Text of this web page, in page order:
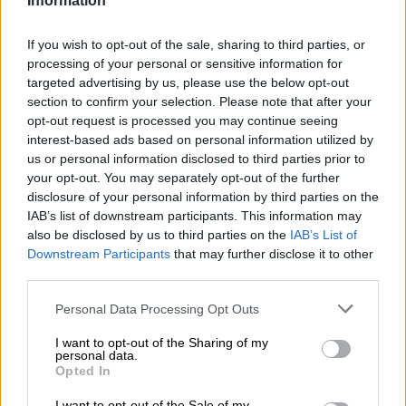
If you wish to opt-out of the sale, sharing to third parties, or
processing of your personal or sensitive information for
targeted advertising by us, please use the below opt-out
section to confirm your selection. Please note that after your
opt-out request is processed you may continue seeing
interest-based ads based on personal information utilized by
us or personal information disclosed to third parties prior to
your opt-out. You may separately opt-out of the further
disclosure of your personal information by third parties on the
IAB’s list of downstream participants. This information may
also be disclosed by us to third parties on the IAB’s List of
Downstream Participants that may further disclose it to other
Personal Data Processing Opt Outs
I want to opt-out of the Sharing of my
personal data.
Opted In
Un Nuevo Orden Autoritario
Por Álvaro Frutos Rosado y Gabinete
Geopolítica de Crisis
Reconquista leonesa
Por Carlos Miranda
Clara Campoamor: Mi sueño,
mi pesadilla
Por María Pérez Herrero